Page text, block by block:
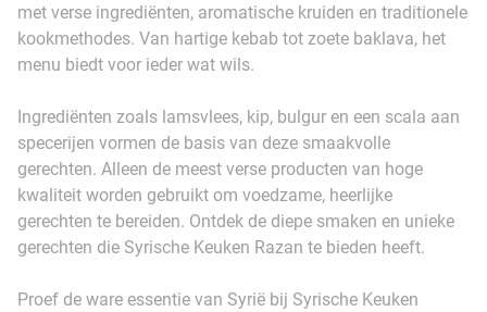
met verse ingrediënten, aromatische kruiden en traditionele
kookmethodes. Van hartige kebab tot zoete baklava, het
menu biedt voor ieder wat wils.
Ingrediënten zoals lamsvlees, kip, bulgur en een scala aan
specerijen vormen de basis van deze smaakvolle
gerechten. Alleen de meest verse producten van hoge
kwaliteit worden gebruikt om voedzame, heerlijke
gerechten te bereiden. Ontdek de diepe smaken en unieke
gerechten die Syrische Keuken Razan te bieden heeft.
Proef de ware essentie van Syrië bij Syrische Keuken